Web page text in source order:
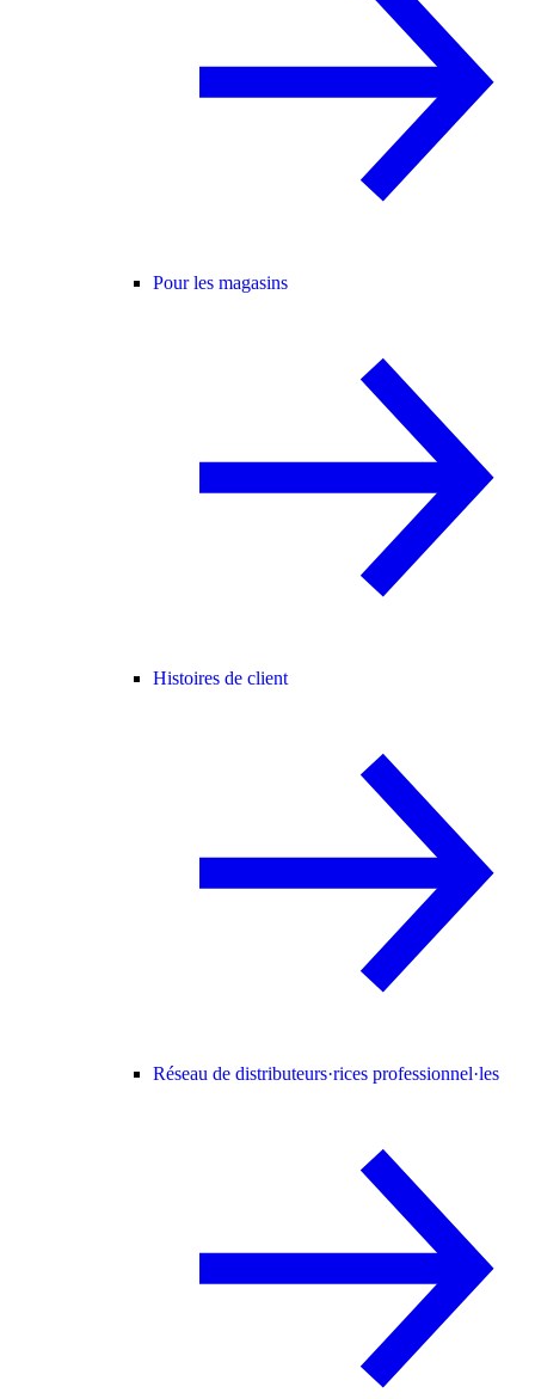
Pour les magasins
Histoires de client
Réseau de distributeurs·rices professionnel·les